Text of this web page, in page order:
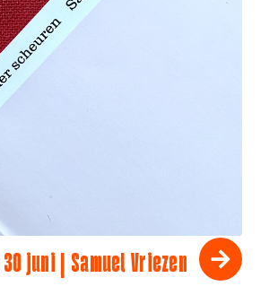
juni | Samuel Vriezen